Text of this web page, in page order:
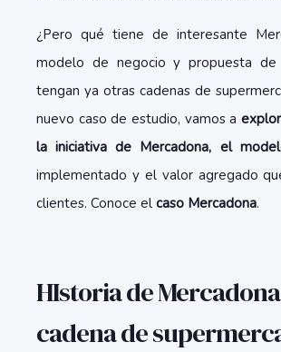
¿Pero qué tiene de interesante
modelo de negocio y propuesta
tengan ya otras cadenas de
nuevo caso de estudio, vamos a
la iniciativa de Mercadona, el
implementado y el valor agregado
clientes. Conoce el caso Mercadona.
HIstoria de
cadena de